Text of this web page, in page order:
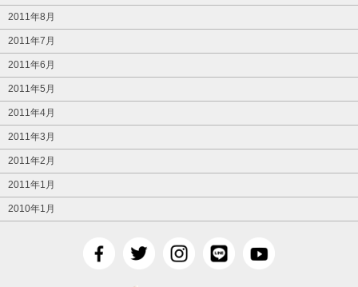
2011年8月
2011年7月
2011年6月
2011年5月
2011年4月
2011年3月
2011年2月
2011年1月
2010年1月